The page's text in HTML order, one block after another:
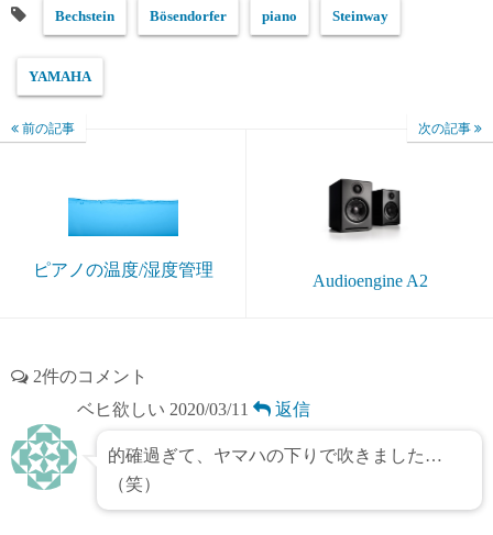
Bechstein Bösendorfer piano Steinway
YAMAHA
前の記事
ピアノの温度/湿度管理
次の記事
Audioengine A2
2件のコメント
ベヒ欲しい 2020/03/11 返信
的確過ぎて、ヤマハの下りで吹きました…
（笑）